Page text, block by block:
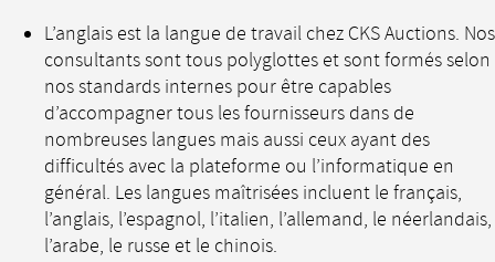
L’anglais est la langue de travail chez CKS Auctions. Nos
consultants sont tous polyglottes et sont formés selon
nos standards internes pour être capables
d’accompagner tous les fournisseurs dans de
nombreuses langues mais aussi ceux ayant des
difficultés avec la plateforme ou l’informatique en
général. Les langues maîtrisées incluent le français,
l’anglais, l’espagnol, l’italien, l’allemand, le néerlandais,
l’arabe, le russe et le chinois.